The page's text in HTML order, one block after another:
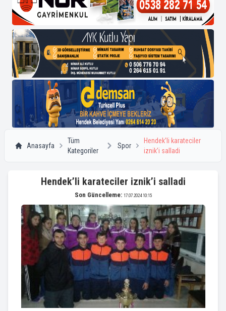
Anasayfa
Tüm
Kategoriler
Spor
Hendek’li karateciler
iznik’i salladi
Hendek’li karateciler iznik’i salladi
Son Güncelleme: 17.07.2024 10:15